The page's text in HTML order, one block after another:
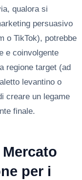
qualora si
persuasivo
o TikTok), potrebbe
e coinvolgente
regione target (ad
levantino o
creare un legame
finale.
per i